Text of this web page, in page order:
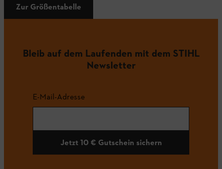
Zur Größentabelle
Bleib auf dem Laufenden mit dem STIHL
Newsletter
E-Mail-Adresse
Jetzt 10 € Gutschein sichern